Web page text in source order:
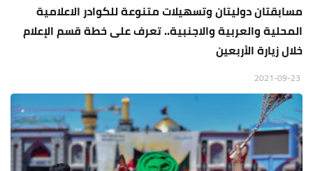
مسابقتان دوليتان وتسهيلات متنوعة للكوادر الاعلامية
المحلية والعربية والاجنبية.. تعرف على خطة قسم الإعلام
خلال زيارة الأربعين